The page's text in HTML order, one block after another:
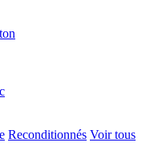
Reconditionnés Voir tous